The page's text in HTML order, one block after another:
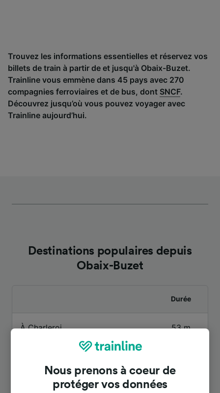
Trouvez les informations essentielles et réservez vos
billets de train à partir de et jusqu'à Obaix-Buzet.
Trainline vous emmène dans 45 pays avec 270
compagnies ferroviaires et de bus, dont SNCF.
Découvrez jusqu’où vous pouvez voyager avec
Trainline aujourd’hui.
Destinations populaires depuis
Obaix-Buzet
Durée
À Charleroi 53 m
À Bruxelles Nord
Nous prenons à coeur de
protéger vos données